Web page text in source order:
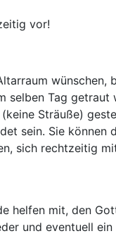
vor!
selben Tag
Sträuße)
sein. Sie
sich rechtzeitig
helfen mit, den
und eventuell